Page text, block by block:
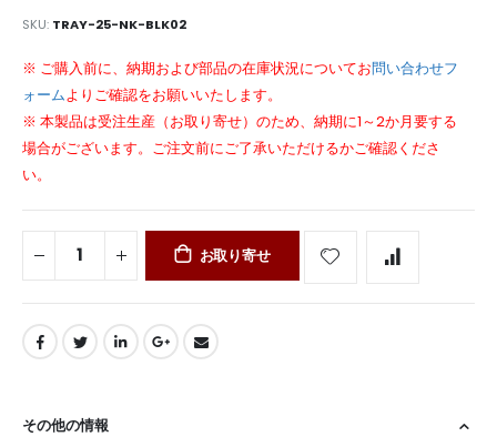
SKU TRAY-25-NK-BLK02
※ ご購入前に、納期および部品の在庫状況についてお問い合わせフ
ォームよりご確認をお願いいたします。
※ 本製品は受注生産（お取り寄せ）のため、納期に1～2か月要する
場合がございます。ご注文前にご了承いただけるかご確認くださ
い。
お取り寄せ
その他の情報